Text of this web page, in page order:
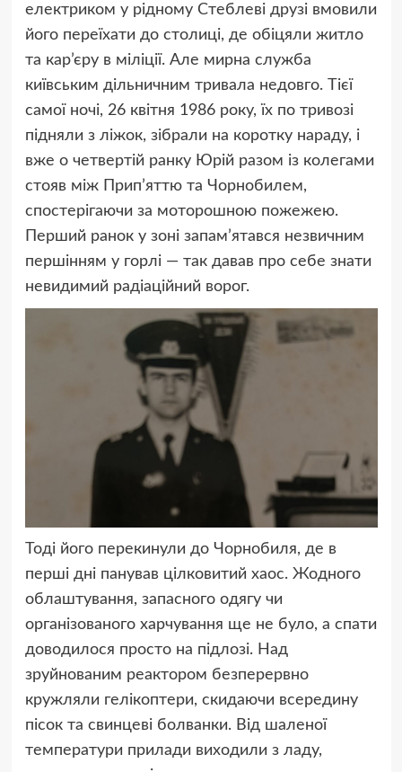
електриком у рідному Стеблеві друзі вмовили
його переїхати до столиці, де обіцяли житло
та кар’єру в міліції. Але мирна служба
київським дільничним тривала недовго. Тієї
самої ночі, 26 квітня 1986 року, їх по тривозі
підняли з ліжок, зібрали на коротку нараду, і
вже о четвертій ранку Юрій разом із колегами
стояв між Прип’яттю та Чорнобилем,
спостерігаючи за моторошною пожежею.
Перший ранок у зоні запам’ятався незвичним
першінням у горлі — так давав про себе знати
невидимий радіаційний ворог.
Тоді його перекинули до Чорнобиля, де в
перші дні панував цілковитий хаос. Жодного
облаштування, запасного одягу чи
організованого харчування ще не було, а спати
доводилося просто на підлозі. Над
зруйнованим реактором безперервно
кружляли гелікоптери, скидаючи всередину
пісок та свинцеві болванки. Від шаленої
температури прилади виходили з ладу,